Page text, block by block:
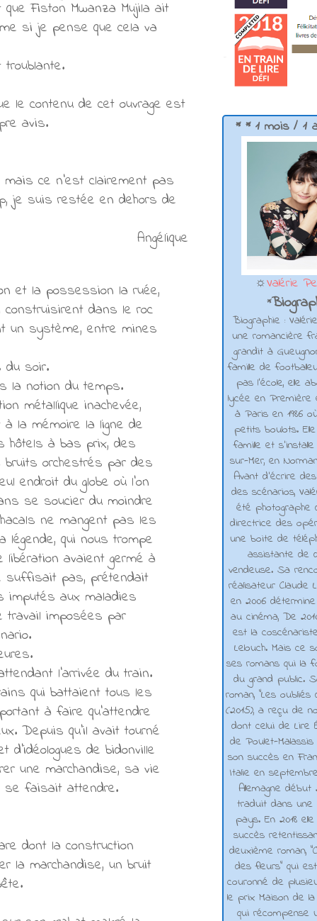
Fiston Mwanza Mujila ait
si je pense que cela va
le contenu de cet ouvrage est
avis.
ce n'est clairement pas
je suis restée en dehors de
Angélique
et la possession la ruée,
dans le roc
un système, entre mines
du soir.
la notion du temps.
métallique inachevée,
la mémoire la ligne de
hôtels à bas prix, des
bruits orchestrés par des
endroit du globe où l'on
se soucier du moindre
ne mangent pas les
qui nous trompe
avaient germé à
suffisait pas, prétendait
imputés aux maladies
travail imposées par
l'arrivée du train.
qui battaient tous les
à faire qu'attendre
Depuis qu'il avait tourné
de bidonville
une marchandise, sa vie
se faisait attendre.
dont la construction
la marchandise, un bruit
* * 1 mois / 1
☼Valérie
*
Biographie :
une romancière
grandit à
famille de
pas l'école, elle
lycée en
à Paris en 1986
petits boulots.
famille et
sur-Mer, en
Avant d’écrire
des scénarios,
été photographe
directrice des
une boite de
assistante de
vendeuse. Sa
réalisateur Claude
en 2006
au cinéma, De
est la
Lelouch. Mais ce
ses romans qui la
du grand public.
roman, "Les oubliés
(2015), a reçu de
dont celui de Lire
de Poulet-
son succès en
Italie en
Allemagne début
traduit dans une
pays. En 2018
succès
deuxième roman,
des fleurs" qui
couronné de
le prix Maison de la
qui récompense